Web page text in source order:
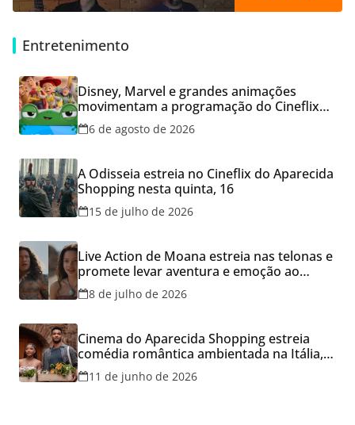
Entretenimento
Disney, Marvel e grandes animações
movimentam a programação do Cineflix
do Aparecida Shopping
6 de agosto de 2026
A Odisseia estreia no Cineflix do Aparecida
Shopping nesta quinta, 16
15 de julho de 2026
Live Action de Moana estreia nas telonas e
promete levar aventura e emoção ao
Cineflix do Aparecida Shopping
8 de julho de 2026
Cinema do Aparecida Shopping estreia
comédia romântica ambientada na Itália,
hoje e lança promoção para o Dia dos
Namorados
11 de junho de 2026